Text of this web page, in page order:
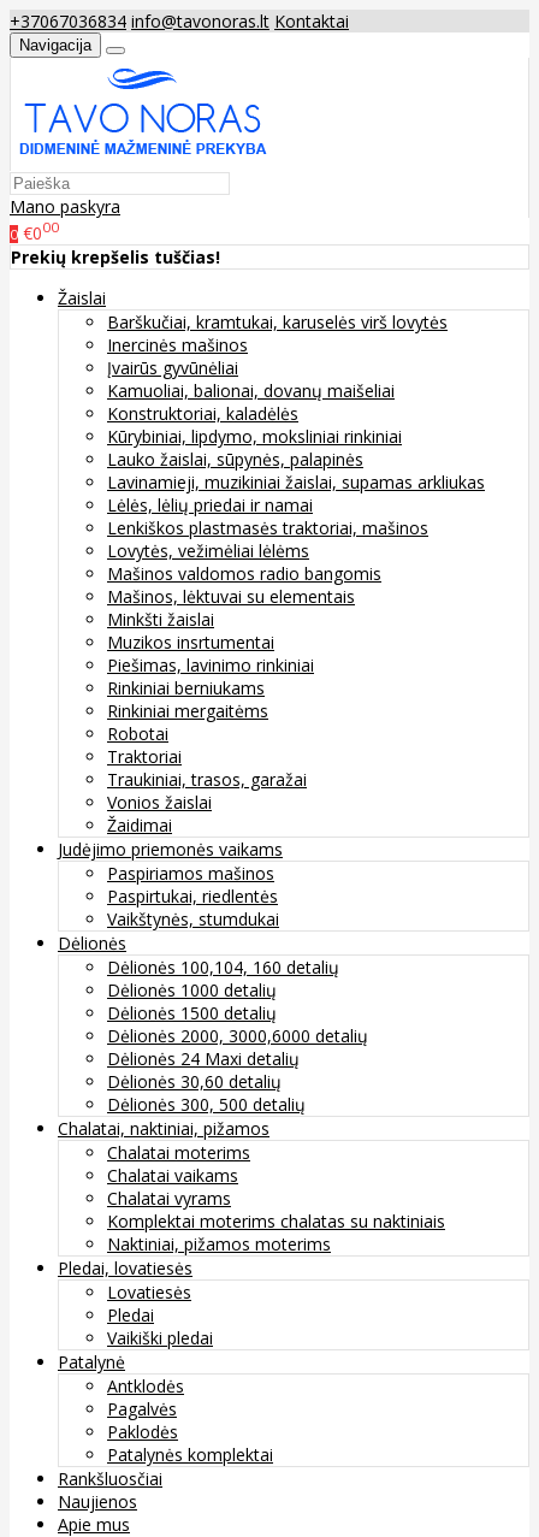
+37067036834 info@tavonoras.lt Kontaktai
Navigacija
Mano paskyra
0 €000
Prekių krepšelis tuščias!
Žaislai
Barškučiai, kramtukai, karuselės virš lovytės
Inercinės mašinos
Įvairūs gyvūnėliai
Kamuoliai, balionai, dovanų maišeliai
Konstruktoriai, kaladėlės
Kūrybiniai, lipdymo, moksliniai rinkiniai
Lauko žaislai, sūpynės, palapinės
Lavinamieji, muzikiniai žaislai, supamas arkliukas
Lėlės, lėlių priedai ir namai
Lenkiškos plastmasės traktoriai, mašinos
Lovytės, vežimėliai lėlėms
Mašinos valdomos radio bangomis
Mašinos, lėktuvai su elementais
Minkšti žaislai
Muzikos insrtumentai
Piešimas, lavinimo rinkiniai
Rinkiniai berniukams
Rinkiniai mergaitėms
Robotai
Traktoriai
Traukiniai, trasos, garažai
Vonios žaislai
Žaidimai
Judėjimo priemonės vaikams
Paspiriamos mašinos
Paspirtukai, riedlentės
Vaikštynės, stumdukai
Dėlionės
Dėlionės 100,104, 160 detalių
Dėlionės 1000 detalių
Dėlionės 1500 detalių
Dėlionės 2000, 3000,6000 detalių
Dėlionės 24 Maxi detalių
Dėlionės 30,60 detalių
Dėlionės 300, 500 detalių
Chalatai, naktiniai, pižamos
Chalatai moterims
Chalatai vaikams
Chalatai vyrams
Komplektai moterims chalatas su naktiniais
Naktiniai, pižamos moterims
Pledai, lovatiesės
Lovatiesės
Pledai
Vaikiški pledai
Patalynė
Antklodės
Pagalvės
Paklodės
Patalynės komplektai
Rankšluosčiai
Naujienos
Apie mus